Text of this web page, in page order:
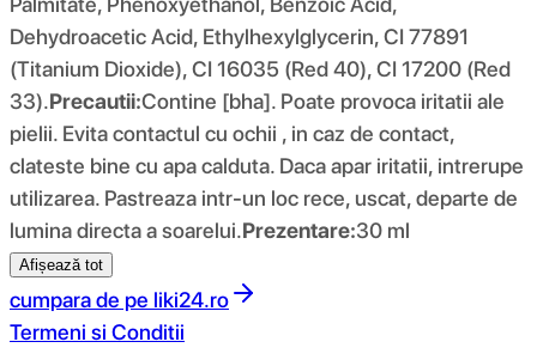
Dehydroacetic Acid, Ethylhexylglycerin, CI 77891
(Titanium Dioxide), CI 16035 (Red 40), CI 17200 (Red
33).Precautii:Contine [bha]. Poate provoca iritatii ale
pielii. Evita contactul cu ochii , in caz de contact,
clateste bine cu apa calduta. Daca apar iritatii, intrerupe
utilizarea. Pastreaza intr-un loc rece, uscat, departe de
lumina directa a soarelui.Prezentare:30 ml
Afișează tot
cumpara de pe liki24.ro
Termeni si Conditii